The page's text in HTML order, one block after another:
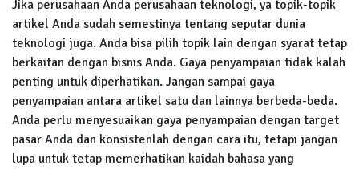
Jika perusahaan Anda perusahaan teknologi, ya topik-topik
artikel Anda sudah semestinya tentang seputar dunia
teknologi juga. Anda bisa pilih topik lain dengan syarat tetap
berkaitan dengan bisnis Anda. Gaya penyampaian tidak kalah
penting untuk diperhatikan. Jangan sampai gaya
penyampaian antara artikel satu dan lainnya berbeda-beda.
Anda perlu menyesuaikan gaya penyampaian dengan target
pasar Anda dan konsistenlah dengan cara itu, tetapi jangan
lupa untuk tetap memerhatikan kaidah bahasa yang